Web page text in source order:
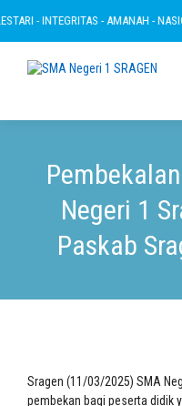
- INTEGRITAS - AMANAH -
Negeri 1
Paskab
Sragen (11/03/2025) SMA
pembekan bagi peserta didik